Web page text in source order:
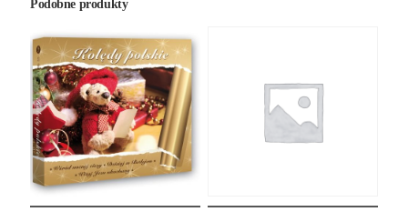
Podobne produkty